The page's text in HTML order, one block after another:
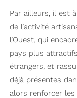
Par ailleurs, il est
de l’activité
l’Ouest, qui
pays plus
étrangers, et
déjà présentes
alors renforcer